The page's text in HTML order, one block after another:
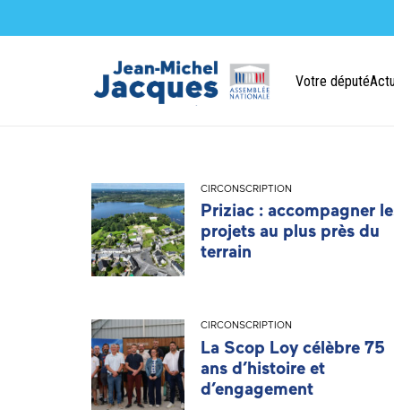
Votre député
CIRCONSCRIPTION
Priziac : accompagner
projets au plus près du
terrain
CIRCONSCRIPTION
La Scop Loy célèbre 75
ans d’histoire et
d’engagement